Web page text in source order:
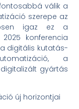
válik a
szerepe az
igaz ez a
konferencia
digitális kutatás-
a
gyártás
új horizontjai